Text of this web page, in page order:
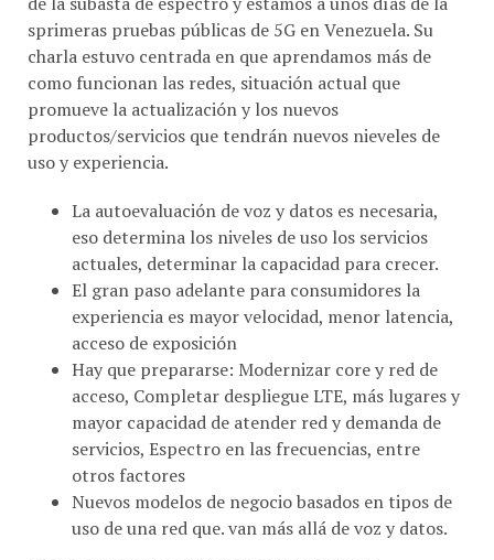
sprimeras pruebas públicas de 5G en Venezuela. Su
charla estuvo centrada en que aprendamos más de
como funcionan las redes, situación actual que
promueve la actualización y los nuevos
productos/servicios que tendrán nuevos nieveles de
uso y experiencia.
eso determina los niveles de uso los servicios
actuales, determinar la capacidad para crecer.
El gran paso adelante para consumidores la
experiencia es mayor velocidad, menor latencia,
acceso de exposición
Hay que prepararse: Modernizar core y red de
acceso, Completar despliegue LTE, más lugares y
mayor capacidad de atender red y demanda de
servicios, Espectro en las frecuencias, entre
otros factores
Nuevos modelos de negocio basados en tipos de
uso de una red que. van más allá de voz y datos.